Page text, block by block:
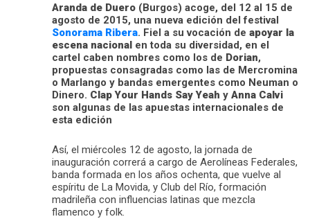
Aranda de Duero (Burgos) acoge, del 12 al 15 de
agosto de 2015, una nueva edición del festival
Sonorama Ribera. Fiel a su vocación de apoyar la
escena nacional en toda su diversidad, en el
cartel caben nombres como los de Dorian,
propuestas consagradas como las de Mercromina
o Marlango y bandas emergentes como Neuman o
Dinero. Clap Your Hands Say Yeah y Anna Calvi
son algunas de las apuestas internacionales de
esta edición
Así, el miércoles 12 de agosto, la jornada de
inauguración correrá a cargo de Aerolíneas Federales,
banda formada en los años ochenta, que vuelve al
espíritu de La Movida, y Club del Río, formación
madrileña con influencias latinas que mezcla
flamenco y folk.